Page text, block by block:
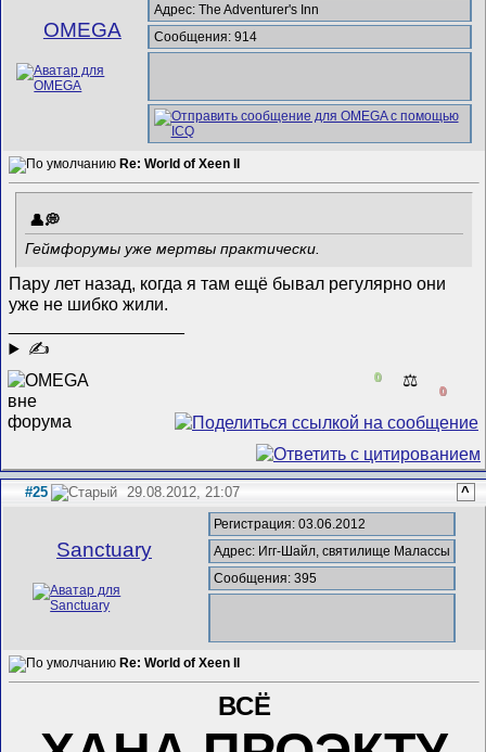
ОMEGA
Адрес: The Adventurer's Inn
Сообщения: 914
Re: World of Xeen II
Геймфорумы уже мертвы практически.
Пару лет назад, когда я там ещё бывал регулярно они
уже не шибко жили.
✍
0 ⚖️
0
#25 29.08.2012, 21:07 ^
Sanctuary
Регистрация: 03.06.2012
Адрес: Игг-Шайл, святилище Малассы
Сообщения: 395
Re: World of Xeen II
ВСЁ